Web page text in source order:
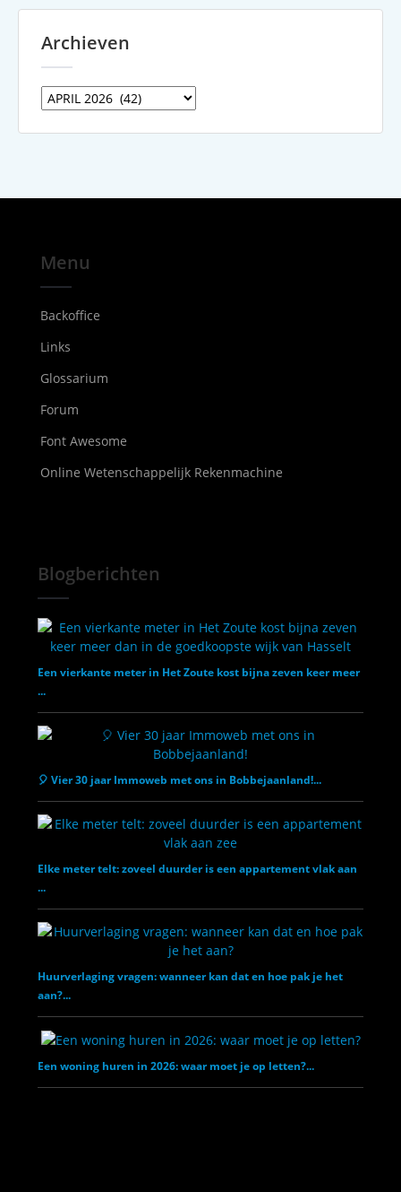
Archieven
Archieven
Menu
Backoffice
Links
Glossarium
Forum
Font Awesome
Online Wetenschappelijk Rekenmachine
Blogberichten
Een vierkante meter in Het Zoute kost bijna zeven keer meer
...
🎈 Vier 30 jaar Immoweb met ons in Bobbejaanland!...
Elke meter telt: zoveel duurder is een appartement vlak aan
...
Huurverlaging vragen: wanneer kan dat en hoe pak je het
aan?...
Een woning huren in 2026: waar moet je op letten?...